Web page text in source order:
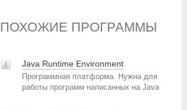
ПОХОЖИЕ ПРОГРАММЫ
Java Runtime Environment
Программная платформа. Нужна для
работы программ написанных на Java